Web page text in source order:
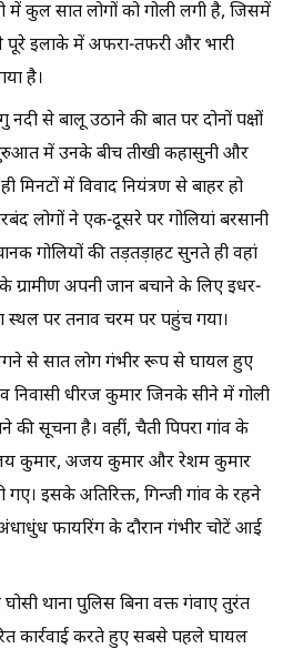
में कुल सात लोगों को गोली लगी है, जिसमें
पूरे इलाके में अफरा-तफरी और भारी
है।
से बालू उठाने की बात पर दोनों पक्षों
में उनके बीच तीखी कहासुनी और
में विवाद नियंत्रण से बाहर हो
लोगों ने एक-दूसरे पर गोलियां बरसानी
गोलियों की तड़तड़ाहट सुनते ही वहां
अपनी जान बचाने के लिए इधर-
पर तनाव चरम पर पहुंच गया।
से सात लोग गंभीर रूप से घायल हुए
धीरज कुमार जिनके सीने में गोली
की सूचना है। वहीं, चैती पिपरा गांव के
कुमार, अजय कुमार और रेशम कुमार
इसके अतिरिक्त, गिन्जी गांव के रहने
फायरिंग के दौरान गंभीर चोटें आई
थाना पुलिस बिना वक्त गंवाए तुरंत
कार्रवाई करते हुए सबसे पहले घायल